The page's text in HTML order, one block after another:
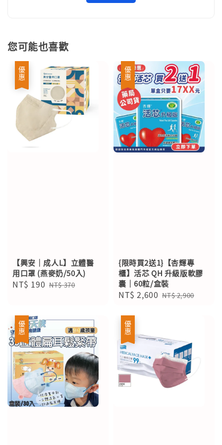
您可能也喜歡
優惠
【興安｜成人L】立體醫
用口罩 (燕麥奶/50入)
Sale
NT$ 190 Regular
NT$ 370
優惠
{限時買2送1}【杏輝專
櫃】活芯 QH 升級版軟膠
囊｜60粒/盒裝
Sale
NT$ 2,600 Regular
NT$ 2,900
優惠 優惠